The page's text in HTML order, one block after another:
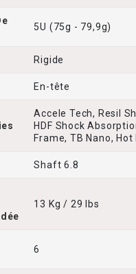
5U (75g - 79,9g)
Rigide
En-tête
Accele Tech, Resil
HDF Shock
Frame, TB Nano,
Shaft 6.8
13 Kg / 29 lbs
6